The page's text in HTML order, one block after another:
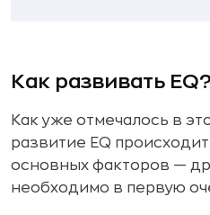
Как развивать EQ?
Как уже отмечалось в
развитие EQ
основных факторов —
необходимо в первую